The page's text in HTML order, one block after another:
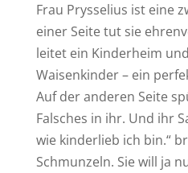
Frau Prysselius ist eine
einer Seite tut sie
leitet ein Kinderheim
Waisenkinder – ein
Auf der anderen Seite
Falsches in ihr. Und ihr
wie kinderlieb ich bin.“
Schmunzeln. Sie will ja